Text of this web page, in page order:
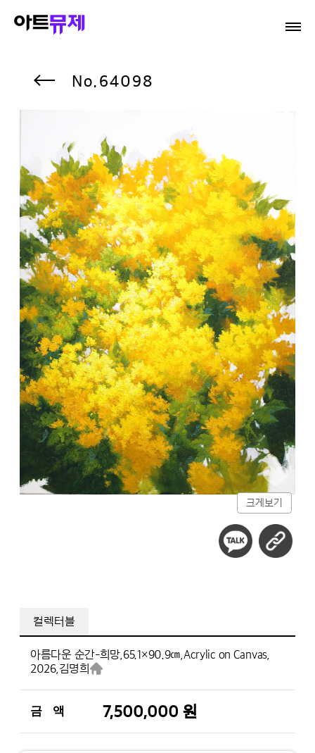
64098
크게보기
컬렉터블
아름다운 순간-희망, 65.1×90.9㎝, Acrylic on Canvas,
2026, 김명희
금 액 7,500,000 원